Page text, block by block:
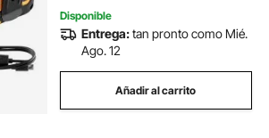
Disponible
Entrega:tan pronto como Mié.
Ago. 12
Añadir al carrito